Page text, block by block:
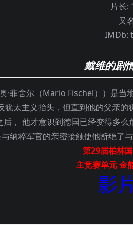
片长:
又
IMDb:
戴维的剧
舍尔（Mario Fischel））是当
犹太主义抬头，但直到他的父亲
后， 他才意识到德国已经变得多
纳粹军官的亲密接触使他断绝了
第29届柏林
主竞赛单元 金
影